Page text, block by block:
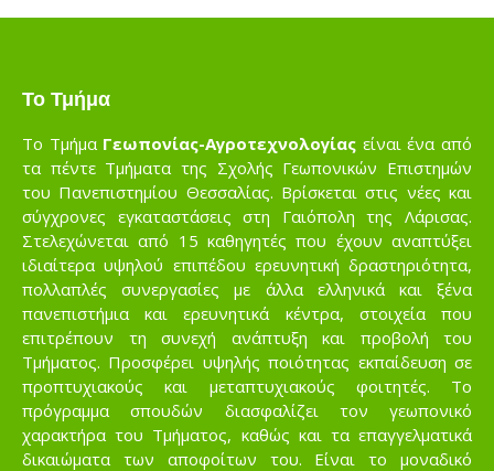
Το Τμήμα
Το Τμήμα Γεωπονίας-Αγροτεχνολογίας είναι ένα από
τα πέντε Τμήματα της Σχολής Γεωπονικών Επιστημών
του Πανεπιστημίου Θεσσαλίας. Βρίσκεται στις νέες και
σύγχρονες εγκαταστάσεις στη Γαιόπολη της Λάρισας.
Στελεχώνεται από 15 καθηγητές που έχουν αναπτύξει
ιδιαίτερα υψηλού επιπέδου ερευνητική δραστηριότητα,
πολλαπλές συνεργασίες με άλλα ελληνικά και ξένα
πανεπιστήμια και ερευνητικά κέντρα, στοιχεία που
επιτρέπουν τη συνεχή ανάπτυξη και προβολή του
Τμήματος. Προσφέρει υψηλής ποιότητας εκπαίδευση σε
προπτυχιακούς και μεταπτυχιακούς φοιτητές. Το
πρόγραμμα σπουδών διασφαλίζει τον γεωπονικό
χαρακτήρα του Τμήματος, καθώς και τα επαγγελματικά
δικαιώματα των αποφοίτων του. Είναι το μοναδικό